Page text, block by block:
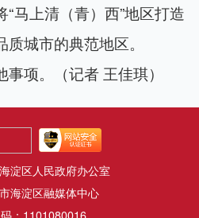
马上清（青）西”地区打造
城市的典范地区。
项。（记者 王佳琪）
淀区人民政府办公室
海淀区融媒体中心